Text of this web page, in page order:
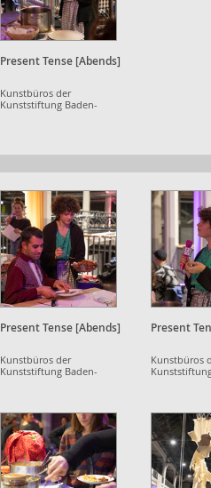
Present Tense [Abends]
Kunstbüros der
Kunststiftung Baden-
Present Tense [Abends]
Kunstbüros der
Kunststiftung Baden-
Present
Kunstbüros